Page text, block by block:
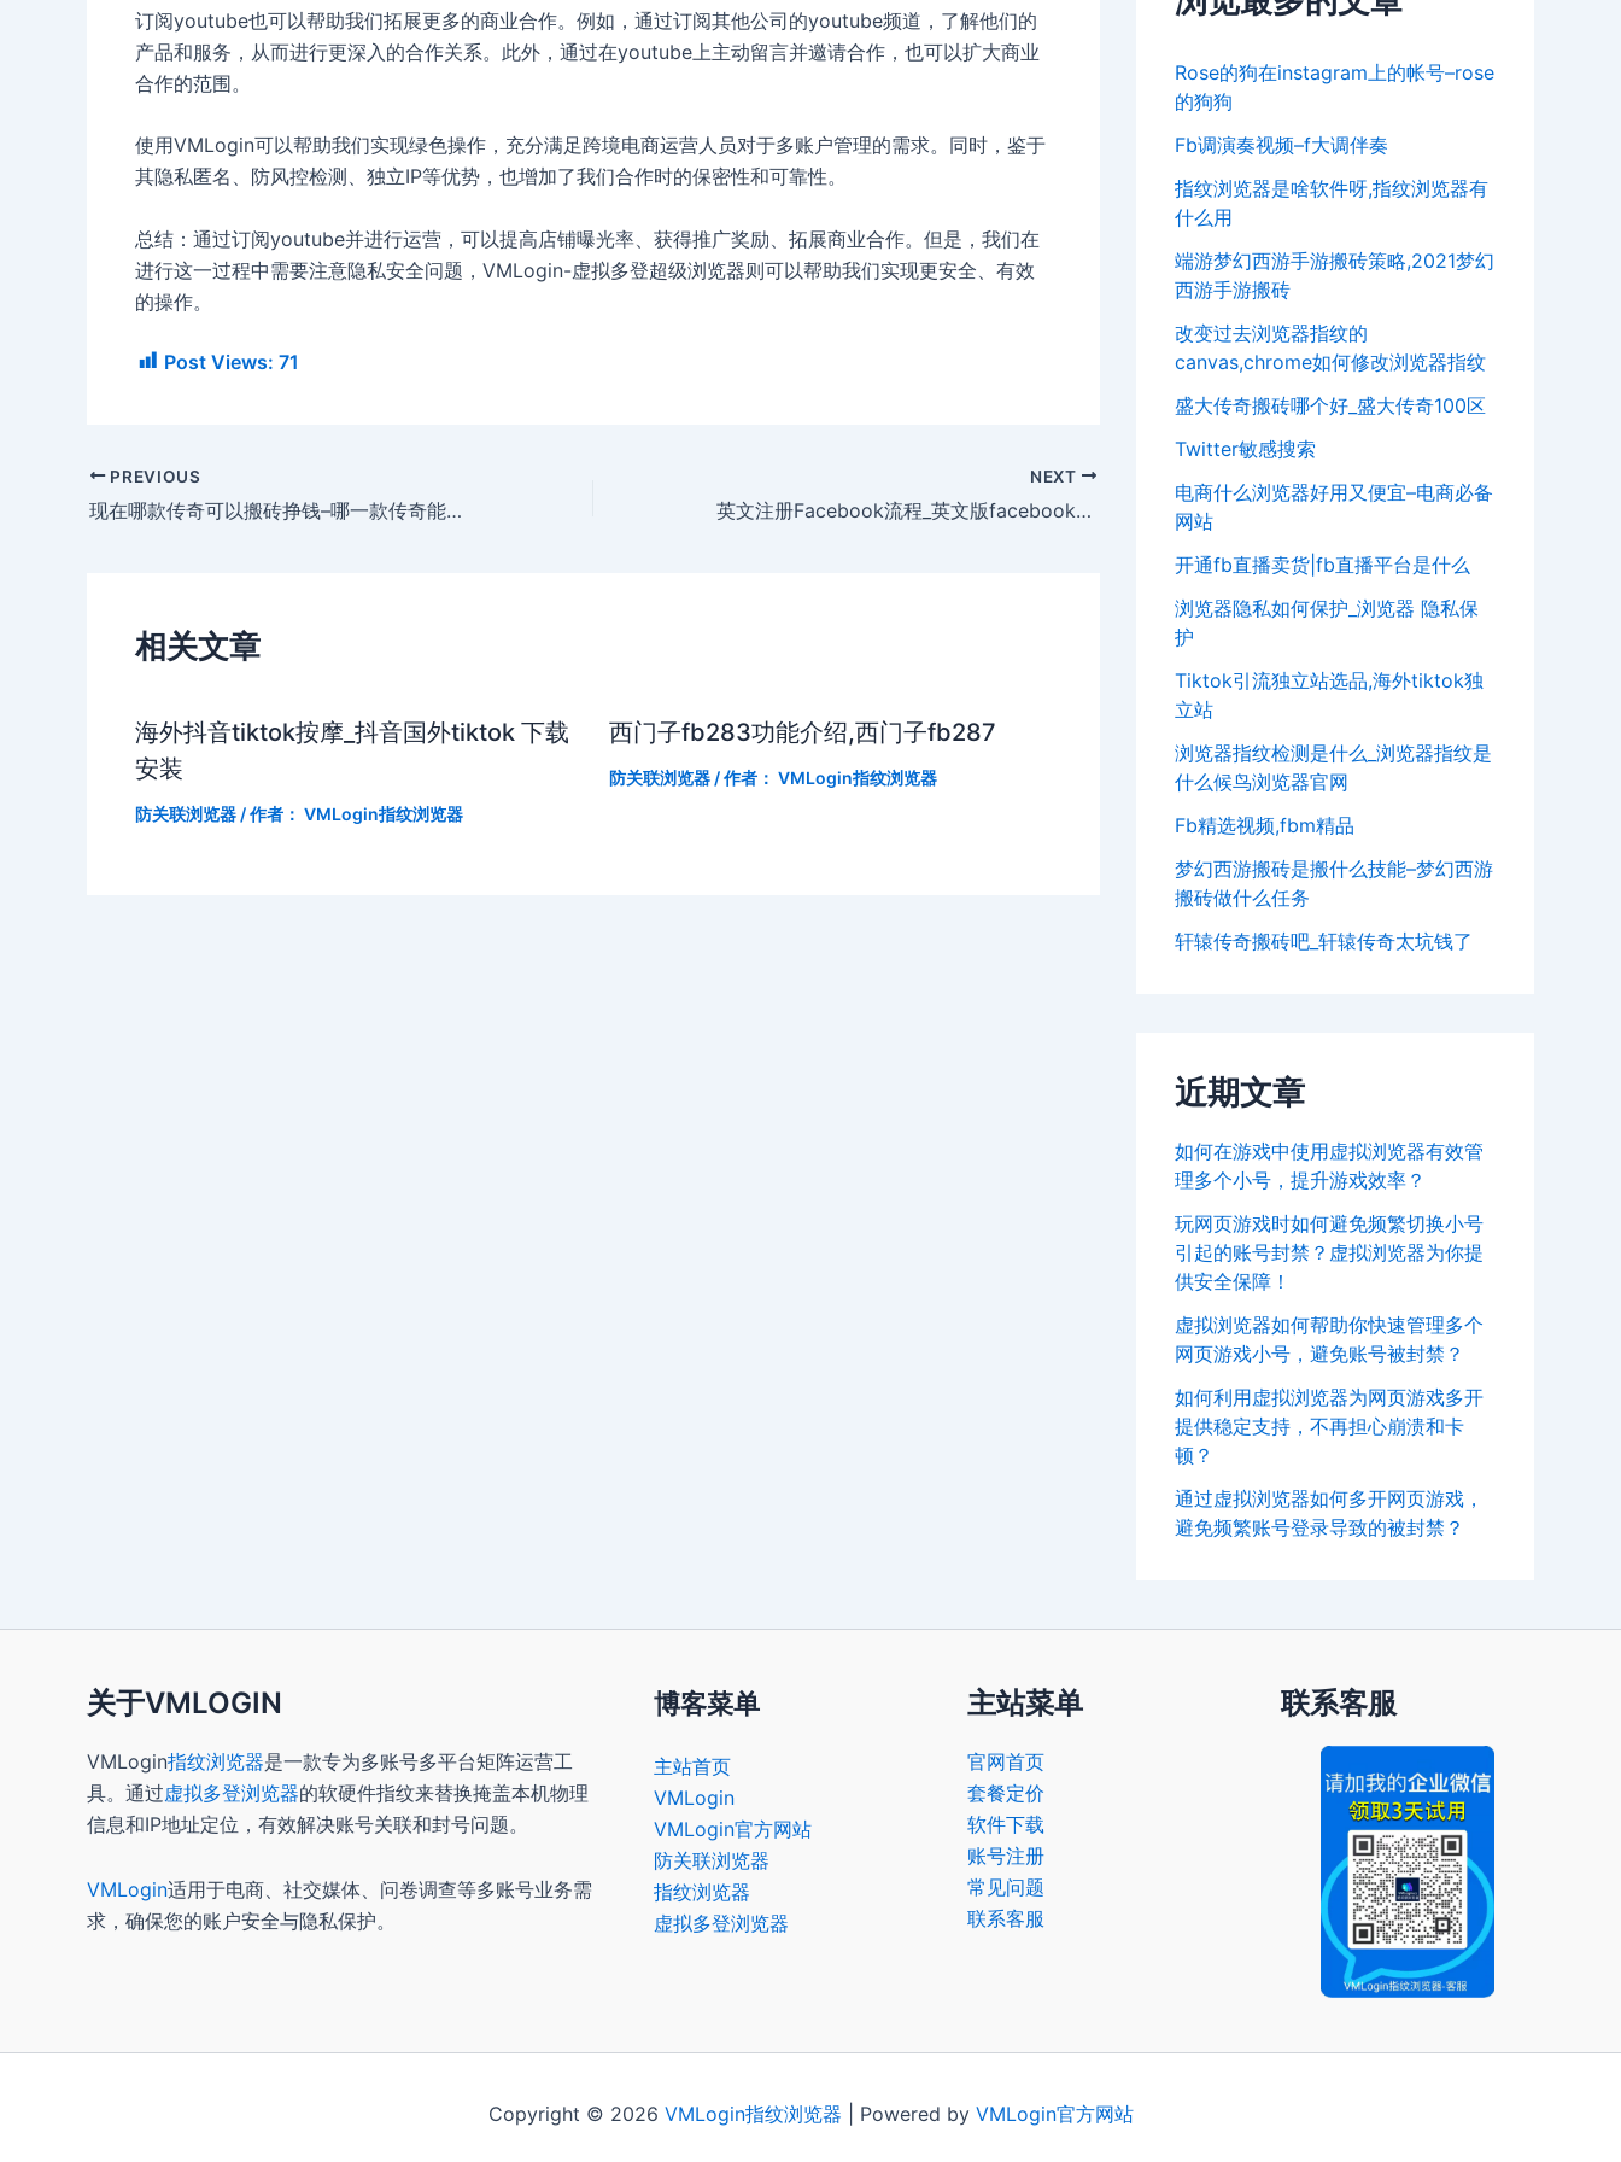
订阅youtube也可以帮助我们拓展更多的商业合作。例如，通过订阅其他公司的youtube频道，了解他们的
产品和服务，从而进行更深入的合作关系。此外，通过在youtube上主动留言并邀请合作，也可以扩大商业
合作的范围。
使用VMLogin可以帮助我们实现绿色操作，充分满足跨境电商运营人员对于多账户管理的需求。同时，鉴于
其隐私匿名、防风控检测、独立IP等优势，也增加了我们合作时的保密性和可靠性。
总结：通过订阅youtube并进行运营，可以提高店铺曝光率、获得推广奖励、拓展商业合作。但是，我们在
进行这一过程中需要注意隐私安全问题，VMLogin-虚拟多登超级浏览器则可以帮助我们实现更安全、有效
的操作。
Post Views: 71
PREVIOUS
现在哪款传奇可以搬砖挣钱–哪一款传奇能搬砖
NEXT
英文注册Facebook流程_英文版facebook注册教程
相关文章
海外抖音tiktok按摩_抖音国外tiktok 下载
安装
防关联浏览器 / 作者： VMLogin指纹浏览器
西门子fb283功能介绍,西门子fb287
防关联浏览器/ 作者： VMLogin指纹浏览器
Rose的狗在instagram上的帐号–rose
的狗狗
Fb调演奏视频–f大调伴奏
指纹浏览器是啥软件呀,指纹浏览器有
什么用
端游梦幻西游手游搬砖策略,2021梦幻
西游手游搬砖
改变过去浏览器指纹的
canvas,chrome如何修改浏览器指纹
盛大传奇搬砖哪个好_盛大传奇100区
Twitter敏感搜索
电商什么浏览器好用又便宜–电商必备
网站
开通fb直播卖货|fb直播平台是什么
浏览器隐私如何保护_浏览器 隐私保
护
Tiktok引流独立站选品,海外tiktok独
立站
浏览器指纹检测是什么_浏览器指纹是
什么候鸟浏览器官网
Fb精选视频,fbm精品
梦幻西游搬砖是搬什么技能–梦幻西游
搬砖做什么任务
轩辕传奇搬砖吧_轩辕传奇太坑钱了
近期文章
如何在游戏中使用虚拟浏览器有效管
理多个小号，提升游戏效率？
玩网页游戏时如何避免频繁切换小号
引起的账号封禁？虚拟浏览器为你提
供安全保障！
虚拟浏览器如何帮助你快速管理多个
网页游戏小号，避免账号被封禁？
如何利用虚拟浏览器为网页游戏多开
提供稳定支持，不再担心崩溃和卡
顿？
通过虚拟浏览器如何多开网页游戏，
避免频繁账号登录导致的被封禁？
关于VMLOGIN
VMLogin指纹浏览器是一款专为多账号多平台矩阵运营工
具。通过虚拟多登浏览器的软硬件指纹来替换掩盖本机物理
信息和IP地址定位，有效解决账号关联和封号问题。
VMLogin适用于电商、社交媒体、问卷调查等多账号业务需
求，确保您的账户安全与隐私保护。
博客菜单
主站首页
VMLogin
VMLogin官方网站
防关联浏览器
指纹浏览器
虚拟多登浏览器
主站菜单
官网首页
套餐定价
软件下载
账号注册
常见问题
联系客服
联系客服
Copyright © 2026 VMLogin指纹浏览器 | Powered by VMLogin官方网站